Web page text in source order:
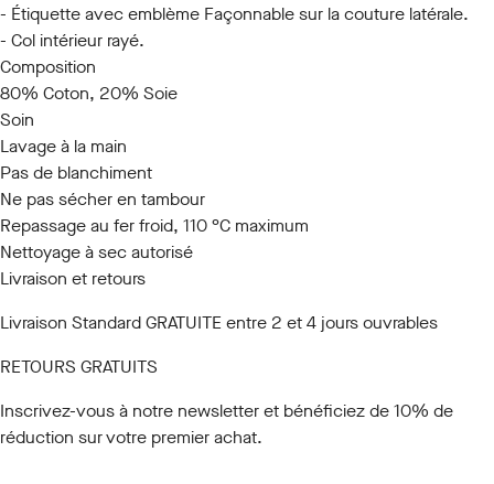
- Étiquette avec emblème Façonnable sur la couture latérale.
- Col intérieur rayé.
Composition
80% Coton, 20% Soie
Soin
Lavage à la main
Pas de blanchiment
Ne pas sécher en tambour
Repassage au fer froid, 110 °C maximum
Nettoyage à sec autorisé
Livraison et retours
Livraison Standard GRATUITE entre 2 et 4 jours ouvrables
RETOURS GRATUITS
Inscrivez-vous à notre newsletteret bénéficiez de 10% de
réduction sur votre premier achat.